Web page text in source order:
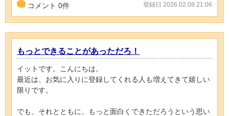
コメント 0件 登録日 2026.02.08 21:06
もっとできることがあっただろ！
イットです。こんにちは。
最近は、お気に入りに登録してくれる人も増えてきて嬉しい
限りです。
でも、それとともに、もっと面白くできただろうという思い